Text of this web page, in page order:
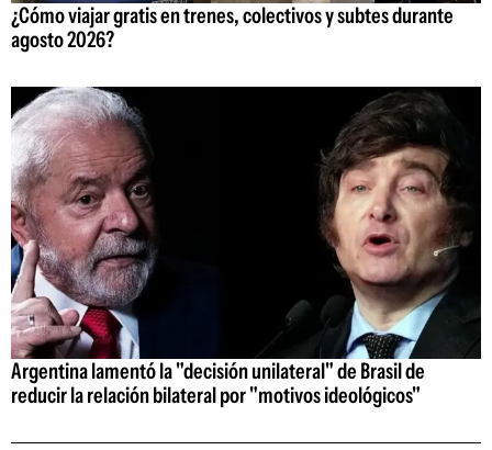
¿Cómo viajar gratis en trenes, colectivos y subtes durante
agosto 2026?
Argentina lamentó la "decisión unilateral" de Brasil de
reducir la relación bilateral por "motivos ideológicos"